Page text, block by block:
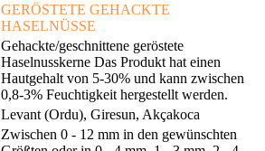
GERÖSTETE GEHACKTE
HASELNÜSSE
Gehackte/geschnittene geröstete
Haselnusskerne Das Produkt hat einen
Hautgehalt von 5-30% und kann zwischen
0,8-3% Feuchtigkeit hergestellt werden.
Levant (Ordu), Giresun, Akçakoca
Zwischen 0 - 12 mm in den gewünschten